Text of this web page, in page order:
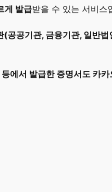
게 발급받을 수 있는 서비스
공공기관, 금융기관, 일반법
에서 발급한 증명서도 카